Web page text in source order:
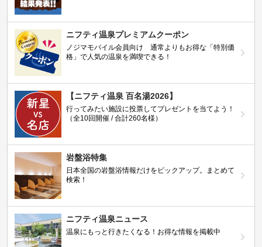
ニフティ温泉プレミアムクーポン
ノジマモバイル会員向け 通常よりもお得な「特別価
格」で人気の温泉を満喫できる！
【ニフティ温泉 百名湯2026】
行ってみたい施設に投票してプレゼントを当てよう！
（全10回開催 / 合計260名様）
岩盤浴特集
日本全国の岩盤浴情報だけをピックアップ。まとめて
検索！
ニフティ温泉ニュース
温泉にもっと行きたくなる！お得な情報を掲載中